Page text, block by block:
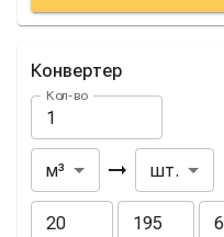
Конвертер
Кол-во
Из
м³
В
шт.